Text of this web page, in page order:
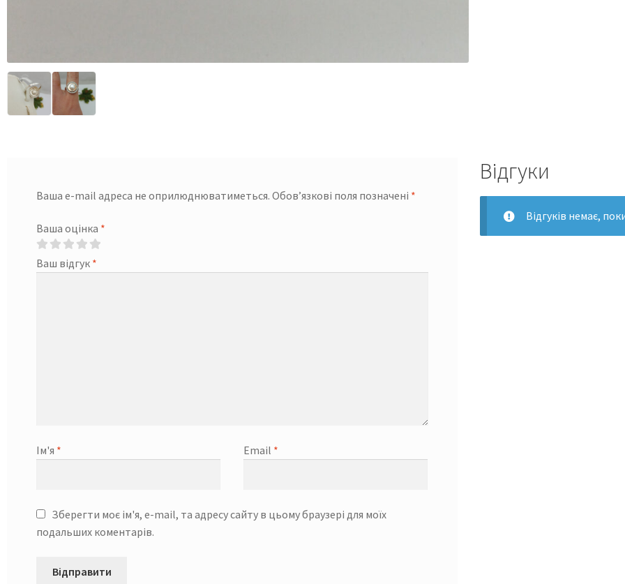
Відгуки
Відгуків немає,
Ваша e-mail адреса не оприлюднюватиметься. Обов’язкові поля позначені *
Ваша оцінка *
Ваш відгук *
Ім'я * Email *
Зберегти моє ім'я, e-mail, та адресу сайту в цьому браузері для моїх
подальших коментарів.